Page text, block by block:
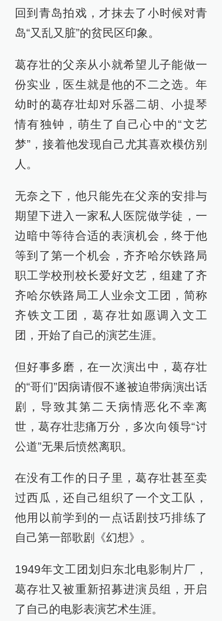
回到青岛拍戏，才抹去了小时候对青
岛“又乱又脏”的贫民区印象。
葛存壮的父亲从小就希望儿子能做一
份实业，医生就是他的不二之选。年
幼时的葛存壮却对乐器二胡、小提琴
情有独钟，萌生了自己心中的“文艺
梦”，接着他发现自己尤其喜欢模仿别
人。
无奈之下，他只能先在父亲的安排与
期望下进入一家私人医院做学徒，一
边暗中等待合适的表演机会，终于他
等到了第一个机会，齐齐哈尔铁路局
职工学校刑校长爱好文艺，组建了齐
齐哈尔铁路局工人业余文工团，简称
齐铁文工团，葛存壮如愿调入文工
团，开始了自己的演艺生涯。
但好事多磨，在一次演出中，葛存壮
的“哥们”因病请假不遂被迫带病演出话
剧，导致其第二天病情恶化不幸离
世，葛存壮悲痛万分，多次向领导“讨
公道”无果后愤然离职。
在没有工作的日子里，葛存壮甚至卖
过西瓜，还自己组织了一个文工队，
他用以前学到的一点话剧技巧排练了
自己第一部歌剧《幻想》。
1949年文工团划归东北电影制片厂，
葛存壮又被重新招募进演员组，开启
了自己的电影表演艺术生涯。